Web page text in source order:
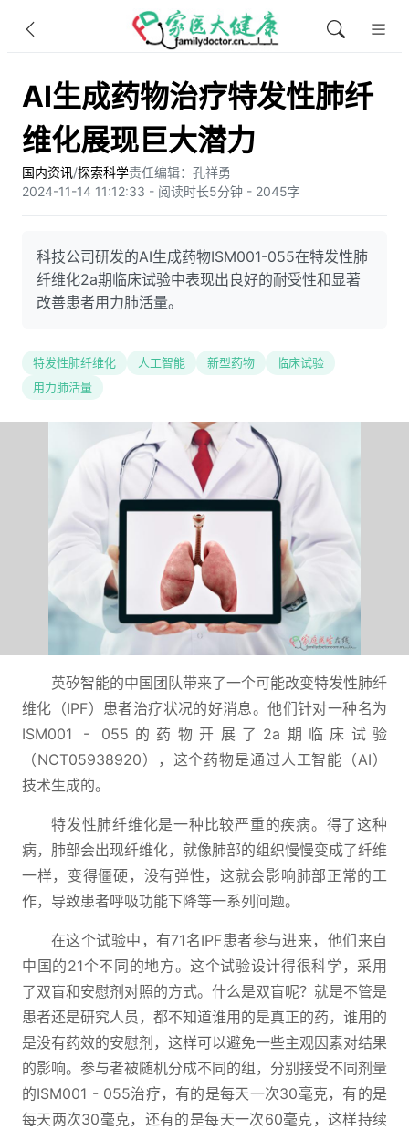
AI生成药物治疗特发性肺纤
维化展现巨大潜力
国内资讯/探索科学责任编辑：孔祥勇
2024-11-14 11:12:33 - 阅读时长5分钟 - 2045字
科技公司研发的AI生成药物ISM001-055在特发性肺
纤维化2a期临床试验中表现出良好的耐受性和显著
改善患者用力肺活量。
特发性肺纤维化 人工智能 新型药物
临床试验
用力肺活量
英矽智能的中国团队带来了一个可能改变特发性肺纤
维化（IPF）患者治疗状况的好消息。他们针对一种名为
ISM001 - 055的药物开展了2a期临床试验
（NCT05938920），这个药物是通过人工智能（AI）
技术生成的。
特发性肺纤维化是一种比较严重的疾病。得了这种
病，肺部会出现纤维化，就像肺部的组织慢慢变成了纤维
一样，变得僵硬，没有弹性，这就会影响肺部正常的工
作，导致患者呼吸功能下降等一系列问题。
在这个试验中，有71名IPF患者参与进来，他们来自
中国的21个不同的地方。这个试验设计得很科学，采用
了双盲和安慰剂对照的方式。什么是双盲呢？就是不管是
患者还是研究人员，都不知道谁用的是真正的药，谁用的
是没有药效的安慰剂，这样可以避免一些主观因素对结果
的影响。参与者被随机分成不同的组，分别接受不同剂量
的ISM001 - 055治疗，有的是每天一次30毫克，有的是
每天两次30毫克，还有的是每天一次60毫克，这样持续